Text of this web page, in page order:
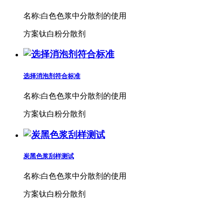
名称:白色色浆中分散剂的使用
方案钛白粉分散剂
选择消泡剂符合标准
名称:白色色浆中分散剂的使用
方案钛白粉分散剂
炭黑色浆刮样测试
名称:白色色浆中分散剂的使用
方案钛白粉分散剂